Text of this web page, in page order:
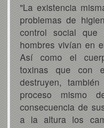
"La existencia
problemas de
control social
hombres vivían en
Así como el
toxinas que con
destruyen,
proceso mismo
consecuencia de
a la altura los